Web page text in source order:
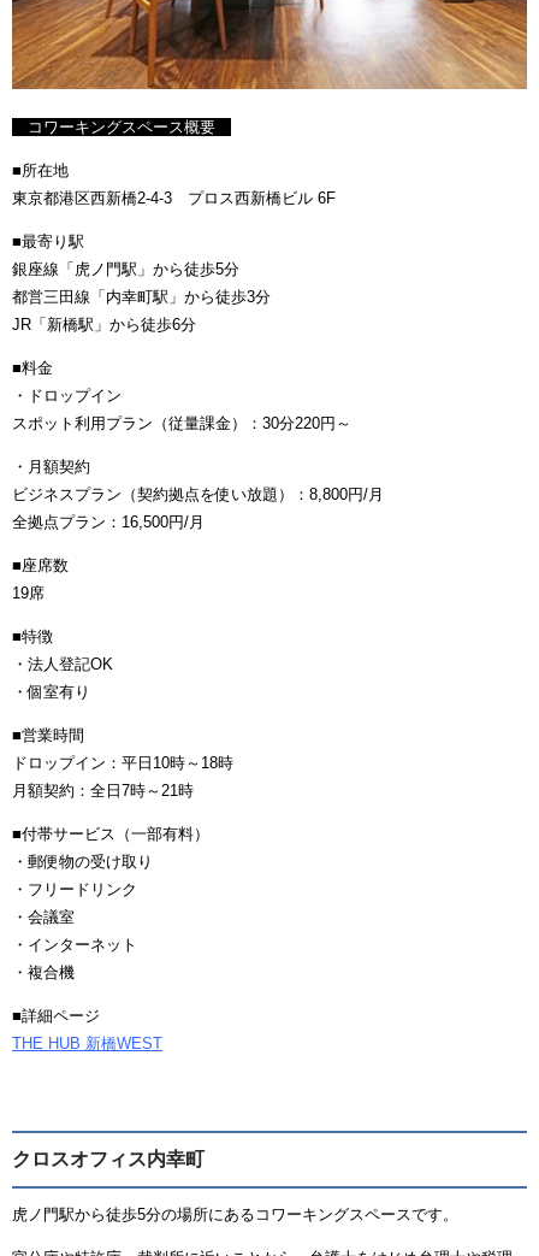
コワーキングスペース概要
■所在地
東京都港区西新橋2-4-3 プロス西新橋ビル 6F
■最寄り駅
銀座線「虎ノ門駅」から徒歩5分
都営三田線「内幸町駅」から徒歩3分
JR「新橋駅」から徒歩6分
■料金
・ドロップイン
スポット利用プラン（従量課金）：30分220円～
・月額契約
ビジネスプラン（契約拠点を使い放題）：8,800円/月
全拠点プラン：16,500円/月
■座席数
19席
■特徴
・法人登記OK
・個室有り
■営業時間
ドロップイン：平日10時～18時
月額契約：全日7時～21時
■付帯サービス（一部有料）
・郵便物の受け取り
・フリードリンク
・会議室
・インターネット
・複合機
■詳細ページ
THE HUB 新橋WEST
クロスオフィス内幸町
虎ノ門駅から徒歩5分の場所にあるコワーキングスペースです。